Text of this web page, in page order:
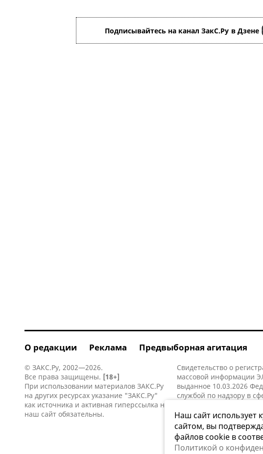
Подписывайтесь на канал ЗакС.Ру в Дзене
О редакции Реклама Предвыборная агитация
© ЗАКС.Ру, 2002—2026.
Все права защищены. [18+]
При использовании материалов ЗАКС.Ру
на других ресурсах указание "ЗАКС.Ру"
как источника и активная гиперссылка на
наш сайт обязательны.
Свидетельство о
массовой информации
выданное 10.03.2026
службой по надзору в
коммуникаций
Наш сайт использует
сайтом, вы
файлов cookie в
Политикой о